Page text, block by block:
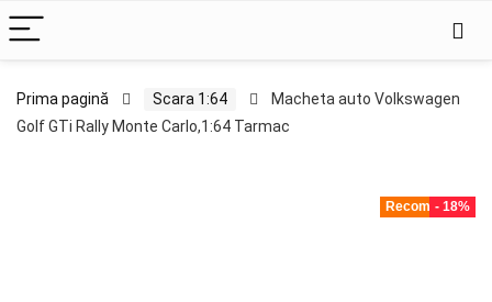
Prima pagină Scara 1:64
Macheta auto Volkswagen
Golf GTi Rally Monte Carlo,1:64 Tarmac
Recomandat!
- 18%